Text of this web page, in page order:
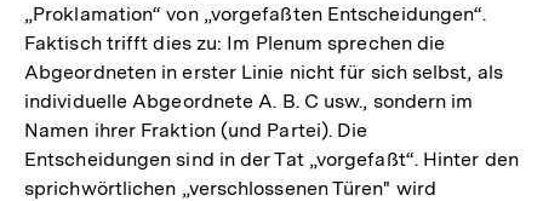
„Proklamation“ von „vorgefaßten Entscheidungen“.
Faktisch trifft dies zu: Im Plenum sprechen die
Abgeordneten in erster Linie nicht für sich selbst, als
individuelle Abgeordnete A. B. C usw., sondern im
Namen ihrer Fraktion (und Partei). Die
Entscheidungen sind in der Tat „vorgefaßt“. Hinter den
sprichwörtlichen „verschlossenen Türen" wird